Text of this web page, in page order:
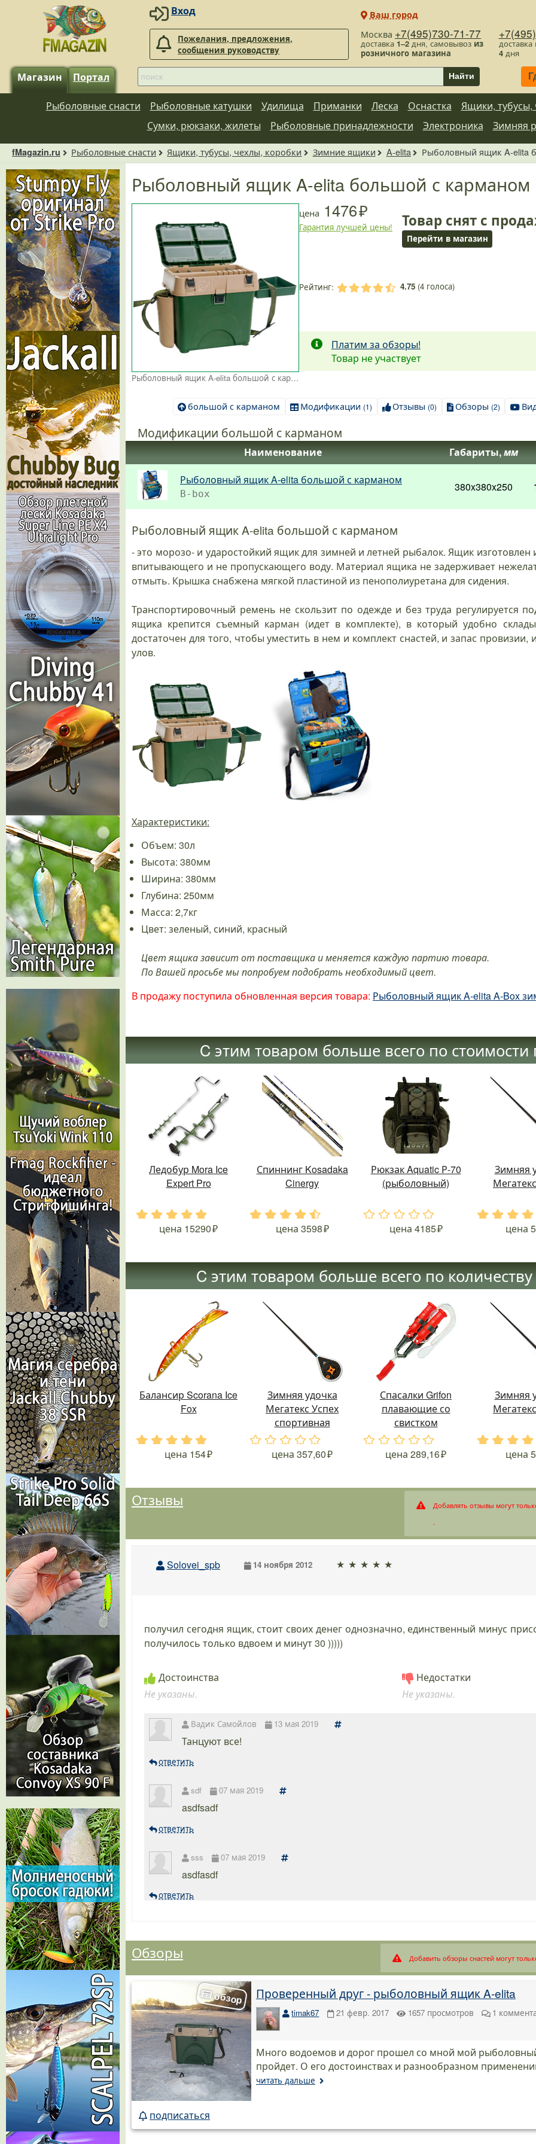
Вход
Пожелания, предложения,
сообщения руководству
Москва +7(495)730-71-77
доставка 1–2дня, самовывоз из
розничного магазина
4дня
Ваш город
Магазин Портал Найти
Рыболовные снасти Рыболовные катушки Удилища Приманки Леска Оснастка Ящики, тубусы,
Сумки, рюкзаки, жилеты
Рыболовные принадлежности Электроника Зимняя
fMagazin.ru Рыболовные снасти Ящики, тубусы, чехлы, коробки Зимние ящики A-elita Рыболовный ящик A-elita
Рыболовный ящик A-elita большой с карманом
Рыболовный ящик A-elita большой с карманом
цена 1476
Гарантия лучшей цены! Товар снят с
Перейти в магазин
Рейтинг: 4.75(4голоса)
Платим за обзоры!
Товар не участвует
большой с карманом Модификации (1) Отзывы (0) Обзоры (2)
Модификации большой с карманом
Наименование Габариты,мм
Рыболовный ящик A-elita большой с карманом
B-box
380x380x250
Рыболовный ящик A-elita большой с карманом
- это морозо- и ударостойкий ящик для зимней и летней рыбалок. Ящик изготовлен
впитывающего и не пропускающего воду. Материал ящика не задерживает
отмыть. Крышка снабжена мягкой пластиной из пенополиуретана для сидения.
Транспортировочный ремень не скользит по одежде и без труда регулируется
ящика крепится съемный карман (идет в комплекте), в который удобно
достаточен для того, чтобы уместить в нем и комплект снастей, и запас провизии,
улов.
Характеристики:
Объем: 30л
Высота: 380мм
Ширина: 380мм
Глубина: 250мм
Масса: 2,7кг
Цвет: зеленый, синий, красный
Цвет ящика зависит от поставщика и меняется каждую партию товара.
По Вашей просьбе мы попробуем подобрать необходимый цвет.
В продажу поступила обновленная версия товара: Рыболовный ящик A-elita A-Box
C этим товаром больше всего по стоимости
Ледобур Mora Ice
Expert Pro
. . .
цена 15290
Спиннинг Kosadaka
Cinergy
. . .
цена 3598
Рюкзак Aquatic Р-70
(рыболовный)
. . .
цена 4185
Зимняя
. .
цена
C этим товаром больше всего по
Балансир Scorana Ice
Fox
. . .
цена 154
Зимняя удочка
Мегатекс Успех
спортивная
. . .
цена 357,60
Спасалки Grifon
плавающие со
свистком
. . .
цена 289,16
Зимняя
. .
цена
Отзывы Добавлять отзывы могут
.
Solovei_spb 14 ноября 2012 ★ ★ ★ ★ ★
получил сегодня ящик, стоит своих денег однозначно, единственный минус
получилось только вдвоем и минут 30 )))))
Достоинства
Не указаны.
Недостатки
Не указаны.
Вадик Самойлов 13 мая 2019
Танцуют все!
ответить
sdf 07 мая 2019
asdfsadf
ответить
sss 07 мая 2019
asdfasdf
ответить
Обзоры Добавить обзоры снастей могут
Проверенный друг - рыболовный ящик A-elita
timak67 21 февр. 2017 1657 просмотров 1
Много водоемов и дорог прошел со мной мой
пройдет. О его достоинствах и разнообразном
читать дальше
подписаться